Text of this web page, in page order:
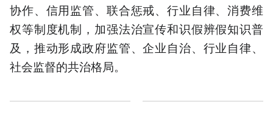
协作、信用监管、联合惩戒、行业自律、消费维
权等制度机制，加强法治宣传和识假辨假知识普
及，推动形成政府监管、企业自治、行业自律、
社会监督的共治格局。